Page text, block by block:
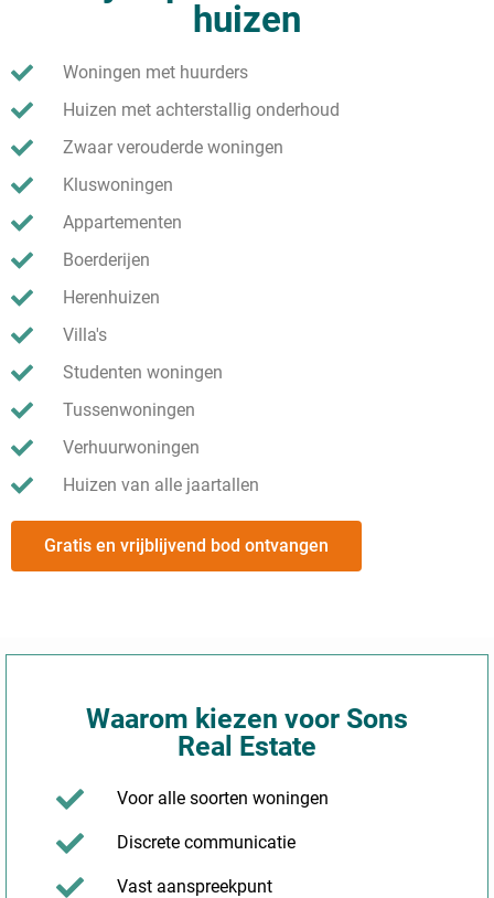
huizen
Woningen met huurders
Huizen met achterstallig onderhoud
Zwaar verouderde woningen
Kluswoningen
Appartementen
Boerderijen
Herenhuizen
Villa's
Studenten woningen
Tussenwoningen
Verhuurwoningen
Huizen van alle jaartallen
Gratis en vrijblijvend bod ontvangen
Waarom kiezen voor Sons
Real Estate
Voor alle soorten woningen
Discrete communicatie
Vast aanspreekpunt